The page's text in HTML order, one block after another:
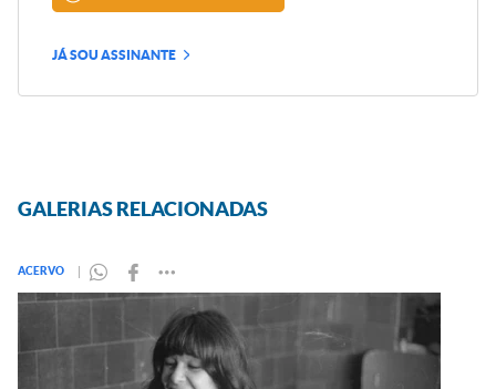
JÁ SOU ASSINANTE
GALERIAS RELACIONADAS
ACERVO